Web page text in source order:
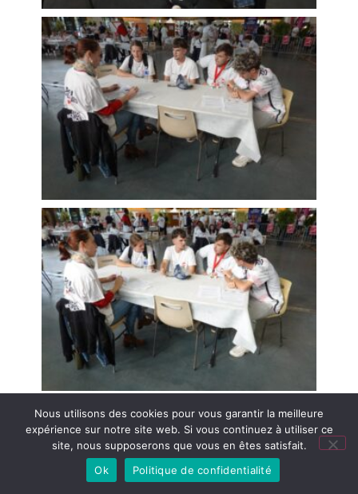
Agenda
Nous utilisons des cookies pour vous garantir la meilleure
expérience sur notre site web. Si vous continuez à utiliser ce
site, nous supposerons que vous en êtes satisfait.
Ok
Politique de confidentialité